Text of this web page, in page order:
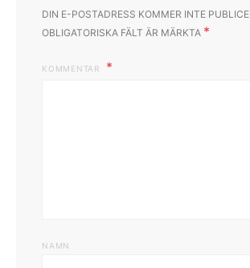
DIN E-POSTADRESS KOMMER INTE
OBLIGATORISKA FÄLT ÄR MÄRKTA *
KOMMENTAR
NAMN